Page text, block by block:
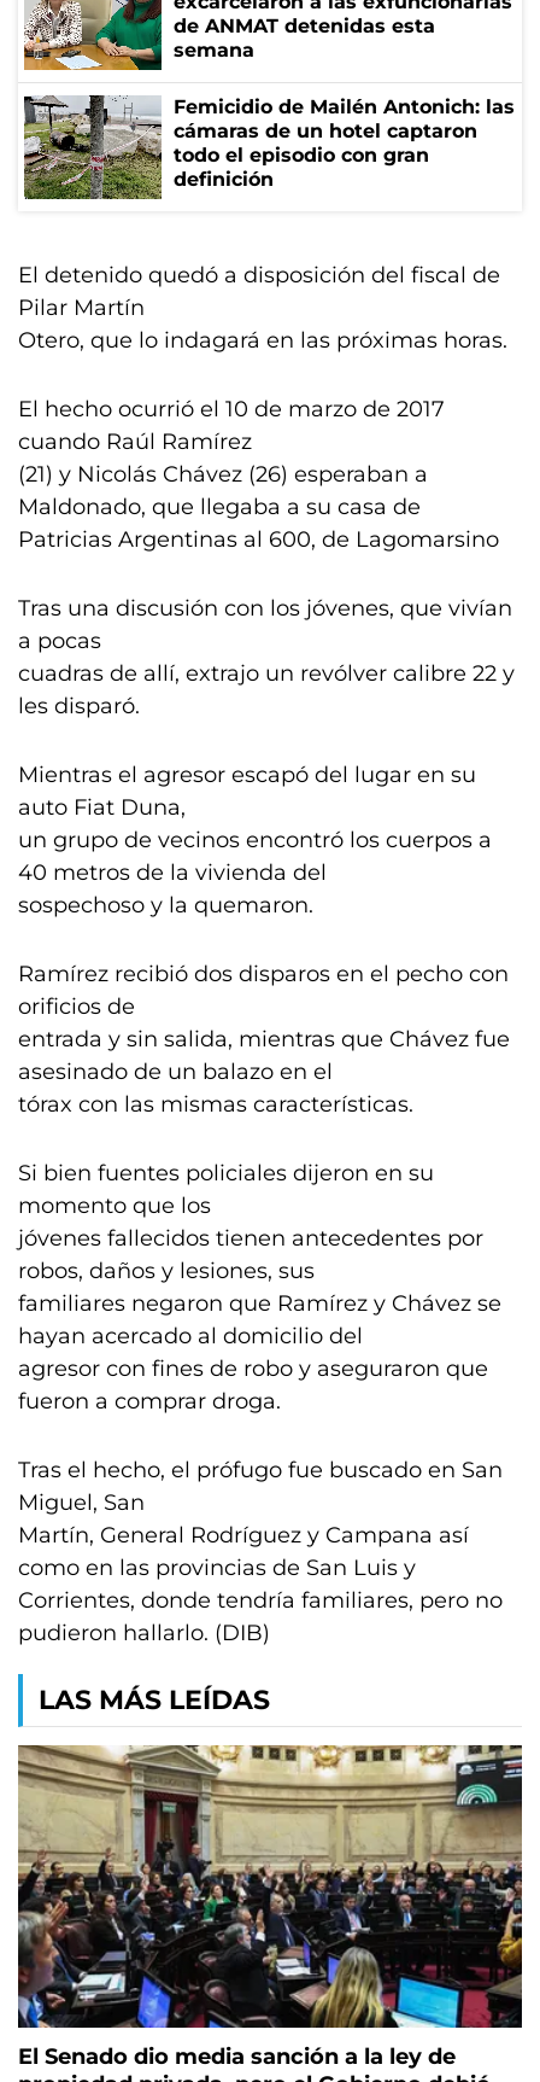
de ANMAT detenidas esta
semana
Femicidio de Mailén Antonich: las
cámaras de un hotel captaron
todo el episodio con gran
definición
El detenido quedó a disposición del fiscal de
Pilar Martín
Otero, que lo indagará en las próximas horas.
El hecho ocurrió el 10 de marzo de 2017
cuando Raúl Ramírez
(21) y Nicolás Chávez (26) esperaban a
Maldonado, que llegaba a su casa de
Patricias Argentinas al 600, de Lagomarsino
Tras una discusión con los jóvenes, que vivían
a pocas
cuadras de allí, extrajo un revólver calibre 22 y
les disparó.
Mientras el agresor escapó del lugar en su
auto Fiat Duna,
un grupo de vecinos encontró los cuerpos a
40 metros de la vivienda del
sospechoso y la quemaron.
Ramírez recibió dos disparos en el pecho con
orificios de
entrada y sin salida, mientras que Chávez fue
asesinado de un balazo en el
tórax con las mismas características.
Si bien fuentes policiales dijeron en su
momento que los
jóvenes fallecidos tienen antecedentes por
robos, daños y lesiones, sus
familiares negaron que Ramírez y Chávez se
hayan acercado al domicilio del
agresor con fines de robo y aseguraron que
fueron a comprar droga.
Tras el hecho, el prófugo fue buscado en San
Miguel, San
Martín, General Rodríguez y Campana así
como en las provincias de San Luis y
Corrientes, donde tendría familiares, pero no
pudieron hallarlo. (DIB)
LAS MÁS LEÍDAS
El Senado dio media sanción a la ley de